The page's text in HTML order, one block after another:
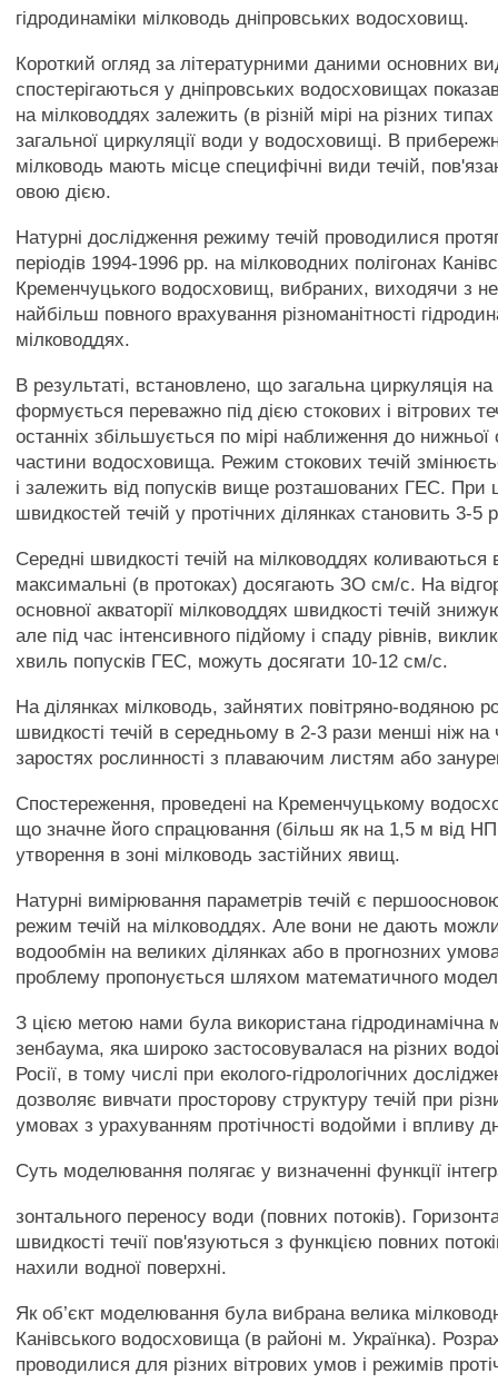
гідродинаміки мілководь дніпровських водосховищ.
Короткий огляд за літературними даними основних
спостерігаються у дніпровських водосховищах
на мілководдях залежить (в різній мірі на різних
загальної циркуляції води у водосховищі. В
мілководь мають місце специфічні види течій,
овою дією.
Натурні дослідження режиму течій проводилися
періодів 1994-1996 рр. на мілководних полігонах
Кременчуцького водосховищ, вибраних, виходячи з
найбільш повного врахування різноманітності
мілководдях.
В результаті, встановлено, що загальна циркуляція
формується переважно під дією стокових і вітрових
останніх збільшується по мірі наближення до нижньої
частини водосховища. Режим стокових течій
і залежить від попусків вище розташованих ГЕС. При
швидкостей течій у протічних ділянках становить 3-5
Середні швидкості течій на мілководдях
максимальні (в протоках) досягають ЗО см/с. На
основної акваторії мілководдях швидкості течій
але під час інтенсивного підйому і спаду рівнів,
хвиль попусків ГЕС, можуть досягати 10-12 см/с.
На ділянках мілководь, зайнятих повітряно-водяною
швидкості течій в середньому в 2-3 рази менші ніж
заростях рослинності з плаваючим листям або
Спостереження, проведені на Кременчуцькому
що значне його спрацювання (більш як на 1,5 м від
утворення в зоні мілководь застійних явищ.
Натурні вимірювання параметрів течій є
режим течій на мілководдях. Але вони не дають
водообмін на великих ділянках або в прогнозних
проблему пропонується шляхом математичного
З цією метою нами була використана гідродинамічна
зенбаума, яка широко застосовувалася на різних
Росії, в тому числі при еколого-гідрологічних
дозволяє вивчати просторову структуру течій при
умовах з урахуванням протічності водойми і впливу
Суть моделювання полягає у визначенні функції
зонтального переносу води (повних потоків).
швидкості течії пов'язуються з функцією повних
нахили водної поверхні.
Як об’єкт моделювання була вибрана велика
Канівського водосховища (в районі м. Українка).
проводилися для різних вітрових умов і режимів